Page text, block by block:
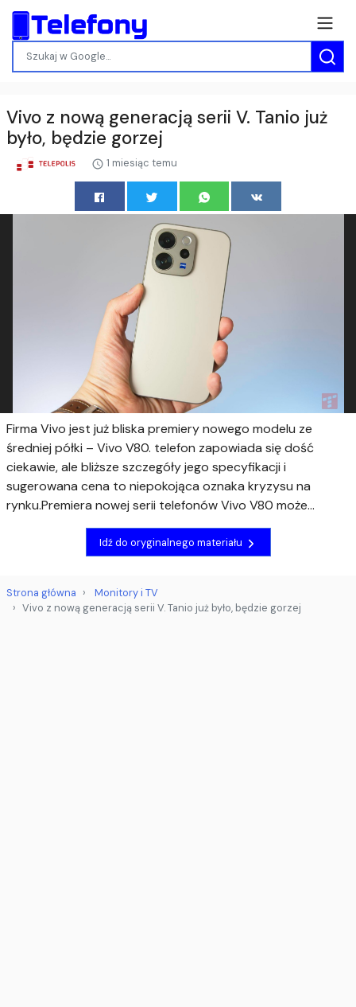
Vivo z nową generacją serii V. Tanio już
było, będzie gorzej
1 miesiąc temu
Firma Vivo jest już bliska premiery nowego modelu ze
średniej półki – Vivo V80. telefon zapowiada się dość
ciekawie, ale bliższe szczegóły jego specyfikacji i
sugerowana cena to niepokojąca oznaka kryzysu na
rynku.Premiera nowej serii telefonów Vivo V80 może...
Idź do oryginalnego materiału
Strona główna
Monitory i TV
Vivo z nową generacją serii V. Tanio już było, będzie gorzej